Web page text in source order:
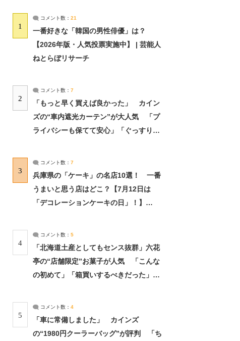
1
コメント数： 21
一番好きな「韓国の男性俳優」は？
【2026年版・人気投票実施中】 | 芸能人
ねとらぼリサーチ
2
コメント数： 7
「もっと早く買えば良かった」 カイン
ズの“車内遮光カーテン”が大人気 「プ
ライバシーも保てて安心」「ぐっすり眠
3
コメント数： 7
兵庫県の「ケーキ」の名店10選！ 一番
うまいと思う店はどこ？【7月12日は
「デコレーションケーキの日」！】
4
コメント数： 5
「北海道土産としてもセンス抜群」六花
亭の“店舗限定”お菓子が人気 「こんな
の初めて」「箱買いするべきだった」
5
コメント数： 4
「車に常備しました」 カインズ
の“1980円クーラーバッグ”が評判 「ち